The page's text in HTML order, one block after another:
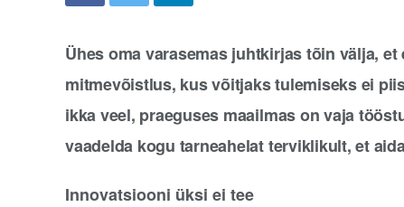
Ühes oma varasemas juhtkirjas tõin välja,
mitmevõistlus, kus võitjaks tulemiseks ei
ikka veel, praeguses maailmas on vaja
vaadelda kogu tarneahelat terviklikult, et
Innovatsiooni üksi ei tee